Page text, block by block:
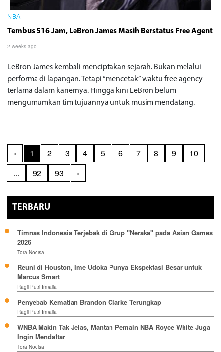
NBA
Tembus 516 Jam, LeBron James Masih Berstatus Free Agent
2 weeks ago
LeBron James kembali menciptakan sejarah. Bukan melalui
performa di lapangan. Tetapi “mencetak” waktu free agency
terlama dalam kariernya. Hingga kini LeBron belum
mengumumkan tim tujuannya untuk musim mendatang.
‹ 1 2 3 4 5 6 7 8 9
10
...
92 93 ›
TERBARU
Timnas Indonesia Terjebak di Grup "Neraka" pada Asian Games
2026
Tora Nodisa
Reuni di Houston, Ime Udoka Punya Ekspektasi Besar untuk
Marcus Smart
Ragil Putri Irmalia
Penyebab Kematian Brandon Clarke Terungkap
Ragil Putri Irmalia
WNBA Makin Tak Jelas, Mantan Pemain NBA Royce White Juga
Ingin Mendaftar
Tora Nodisa